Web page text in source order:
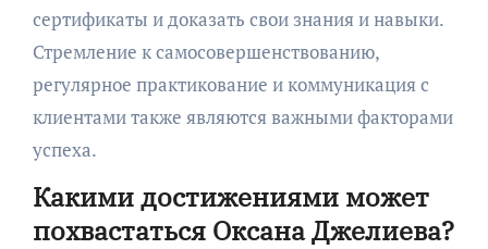
сертификаты и доказать свои знания и навыки.
Стремление к самосовершенствованию,
регулярное практикование и коммуникация с
клиентами также являются важными факторами
успеха.
Какими достижениями может
похвастаться Оксана Джелиева?